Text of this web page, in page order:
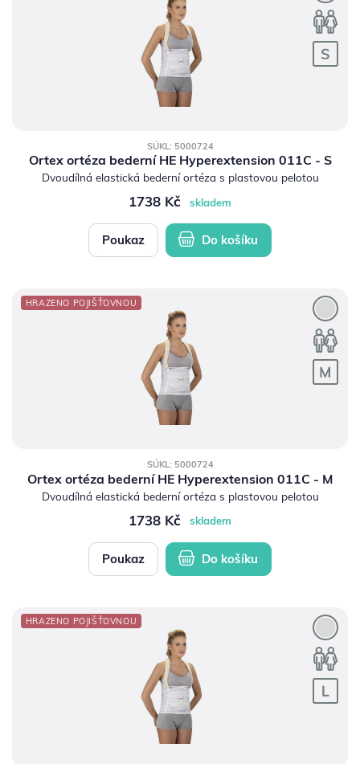
SÚKL: 5000724
Ortex ortéza bederní HE Hyperextension 011C - S
Dvoudílná elastická bederní ortéza s plastovou pelotou
1738 Kč skladem
Poukaz Do košíku
HRAZENO POJIŠŤOVNOU
SÚKL: 5000724
Ortex ortéza bederní HE Hyperextension 011C - M
Dvoudílná elastická bederní ortéza s plastovou pelotou
1738 Kč skladem
Poukaz Do košíku
HRAZENO POJIŠŤOVNOU